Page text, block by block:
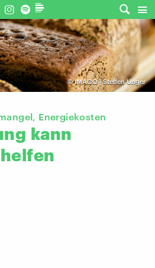
©IMAGO | Steffen Unger
Energiekosten
kann
helfen